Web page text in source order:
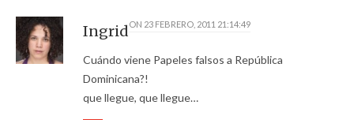
IngridON 23 FEBRERO, 2011 21:14:49
Cuándo viene Papeles falsos a República
Dominicana?!
que llegue, que llegue…